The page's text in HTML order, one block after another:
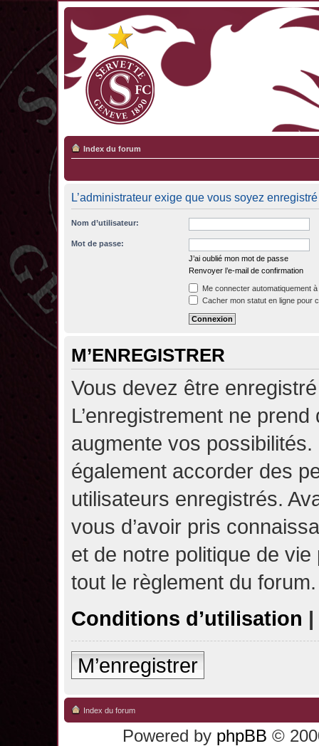
Index du forum
L’administrateur exige que vous soyez
Nom d’utilisateur:
Mot de passe:
J’ai oublié mon mot de passe
Renvoyer l’e-mail de confirmation
Me connecter automatiquement
Cacher mon statut en ligne pour
M’ENREGISTRER
Vous devez être
L’enregistrement ne
augmente vos possibilités.
également accorder des
utilisateurs enregistrés.
vous d’avoir pris
et de notre politique de
tout le règlement du forum.
Conditions d’utilisation |
M’enregistrer
Index du forum
Powered by phpBB ©